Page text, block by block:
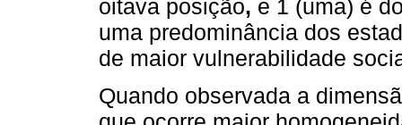
oitava posição, e 1 (uma) é
uma predominância dos
de maior vulnerabilidade
Quando observada a